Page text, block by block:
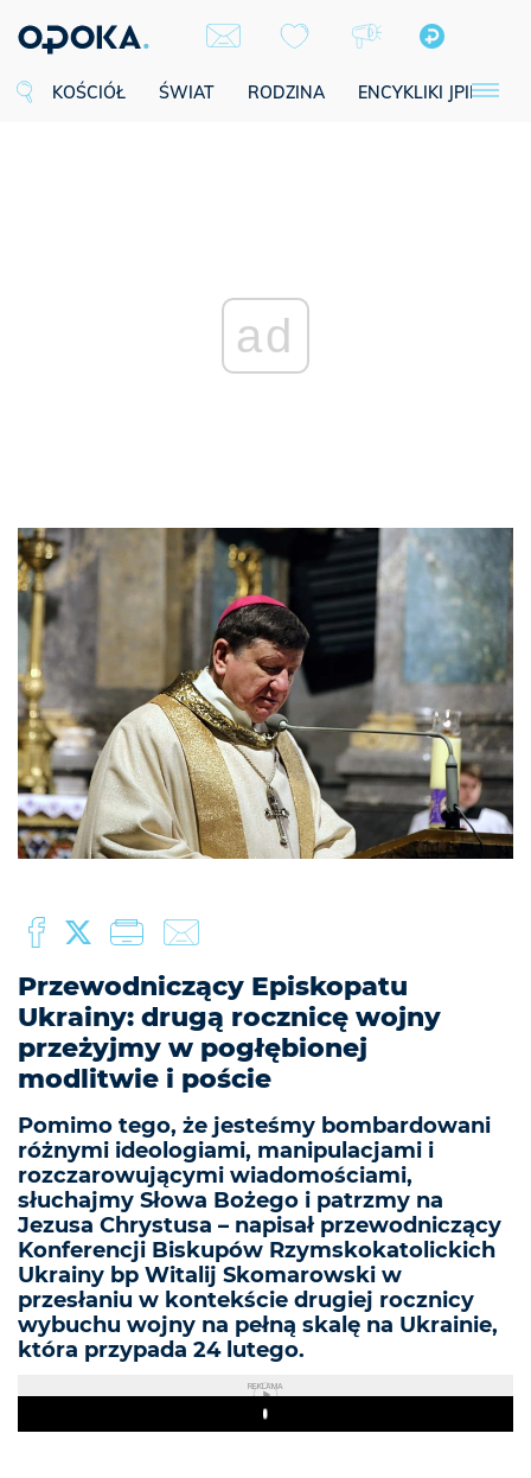
KOŚCIÓŁ ŚWIAT RODZINA ENCYKLIKI JPII
ad
Przewodniczący Episkopatu
Ukrainy: drugą rocznicę wojny
przeżyjmy w pogłębionej
modlitwie i poście
Pomimo tego, że jesteśmy bombardowani
różnymi ideologiami, manipulacjami i
rozczarowującymi wiadomościami,
słuchajmy Słowa Bożego i patrzmy na
Jezusa Chrystusa – napisał przewodniczący
Konferencji Biskupów Rzymskokatolickich
Ukrainy bp Witalij Skomarowski w
przesłaniu w kontekście drugiej rocznicy
wybuchu wojny na pełną skalę na Ukrainie,
która przypada 24 lutego.
REKLAMA
Play